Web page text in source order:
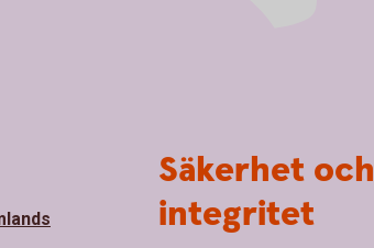
Säkerhet och
integritet